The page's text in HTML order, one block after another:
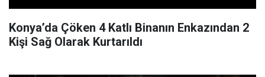
Konya’da Çöken 4 Katlı Binanın Enkazından 2
Kişi Sağ Olarak Kurtarıldı